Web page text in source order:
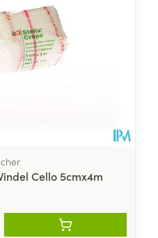
Cello 5cmx4m